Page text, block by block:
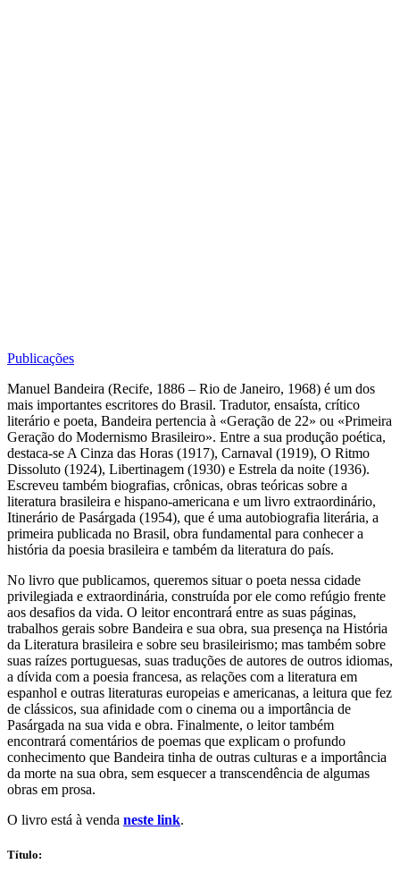
Publicações
Manuel Bandeira (Recife, 1886 – Rio de Janeiro, 1968) é um dos
mais importantes escritores do Brasil. Tradutor, ensaísta, crítico
literário e poeta, Bandeira pertencia à «Geração de 22» ou «Primeira
Geração do Modernismo Brasileiro». Entre a sua produção poética,
destaca-se A Cinza das Horas (1917), Carnaval (1919), O Ritmo
Dissoluto (1924), Libertinagem (1930) e Estrela da noite (1936).
Escreveu também biografias, crônicas, obras teóricas sobre a
literatura brasileira e hispano-americana e um livro extraordinário,
Itinerário de Pasárgada (1954), que é uma autobiografia literária, a
primeira publicada no Brasil, obra fundamental para conhecer a
história da poesia brasileira e também da literatura do país.
No livro que publicamos, queremos situar o poeta nessa cidade
privilegiada e extraordinária, construída por ele como refúgio frente
aos desafios da vida. O leitor encontrará entre as suas páginas,
trabalhos gerais sobre Bandeira e sua obra, sua presença na História
da Literatura brasileira e sobre seu brasileirismo; mas também sobre
suas raízes portuguesas, suas traduções de autores de outros idiomas,
a dívida com a poesia francesa, as relações com a literatura em
espanhol e outras literaturas europeias e americanas, a leitura que fez
de clássicos, sua afinidade com o cinema ou a importância de
Pasárgada na sua vida e obra. Finalmente, o leitor também
encontrará comentários de poemas que explicam o profundo
conhecimento que Bandeira tinha de outras culturas e a importância
da morte na sua obra, sem esquecer a transcendência de algumas
obras em prosa.
O livro está à venda neste link.
Título: